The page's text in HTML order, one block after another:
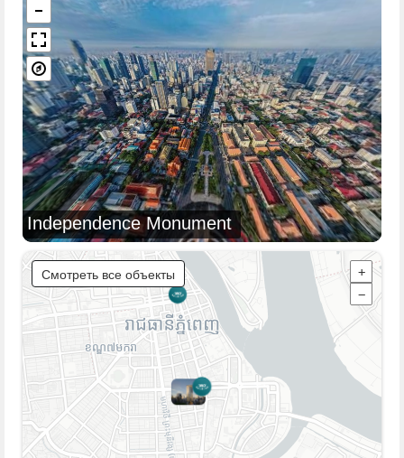
Independence Monument
Смотреть все объекты
+
−